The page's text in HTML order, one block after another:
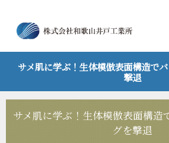
サメ肌に学ぶ！生体模倣表面構造で
撃退
サメ肌に学ぶ！生体模倣表面構造
グを撃退